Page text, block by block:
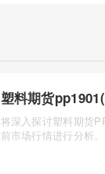
将深入探讨塑料期货
前市场行情进行分析